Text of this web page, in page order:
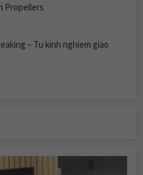
Propellers
– Tu kinh nghiem giao